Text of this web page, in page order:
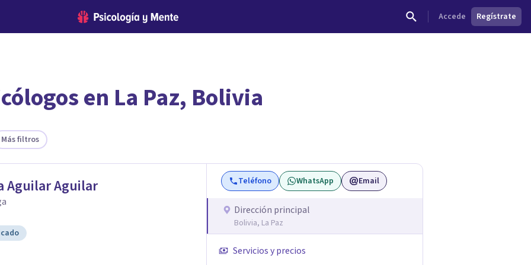
Accede Regístrate
el psicólogo adecuado?
en La Paz, Bolivia
Más filtros
Aguilar Aguilar Teléfono WhatsApp Email
Dirección principal
Bolivia, La Paz
Servicios y precios